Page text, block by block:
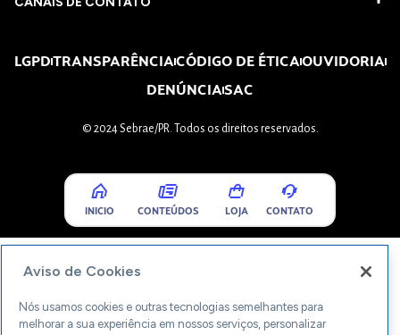
LGPDTRANSPARÊNCIACÓDIGO DE ÉTICAOUVIDORIA
DENÚNCIASAC
© 2024 Sebrae/PR. Todos os direitos reservados.
INICIO CONTEÚDOS LOJA CONTATO
Aviso de Cookies
Nós usamos cookies e outras tecnologias semelhantes para
melhorar a sua experiência em nossos serviços, personalizar